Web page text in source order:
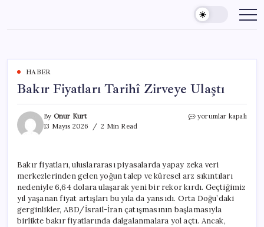
content
HABER
Bakır Fiyatları Tarihî Zirveye Ulaştı
By Onur Kurt
13 Mayıs 2026
2 Min Read
Bakır
için
yorumlar kapalı
Bakır fiyatları, uluslararası piyasalarda yapay zeka veri
merkezlerinden gelen yoğun talep ve küresel arz sıkıntıları
nedeniyle 6,64 dolara ulaşarak yeni bir rekor kırdı. Geçtiğimiz
yıl yaşanan fiyat artışları bu yıla da yansıdı. Orta Doğu’daki
gerginlikler, ABD/İsrail-İran çatışmasının başlamasıyla
birlikte bakır fiyatlarında dalgalanmalara yol açtı. Ancak,